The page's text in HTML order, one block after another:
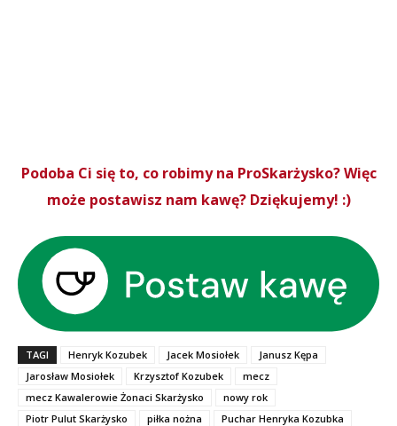
Podoba Ci się to, co robimy na ProSkarżysko? Więc
może postawisz nam kawę? Dziękujemy! :)
TAGI Henryk Kozubek Jacek Mosiołek
Janusz Kępa
Jarosław Mosiołek
Krzysztof Kozubek
mecz
mecz Kawalerowie Żonaci Skarżysko
nowy rok
Piotr Pulut Skarżysko
piłka nożna
Puchar Henryka Kozubka